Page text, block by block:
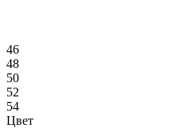
46
48
50
52
54
Цвет